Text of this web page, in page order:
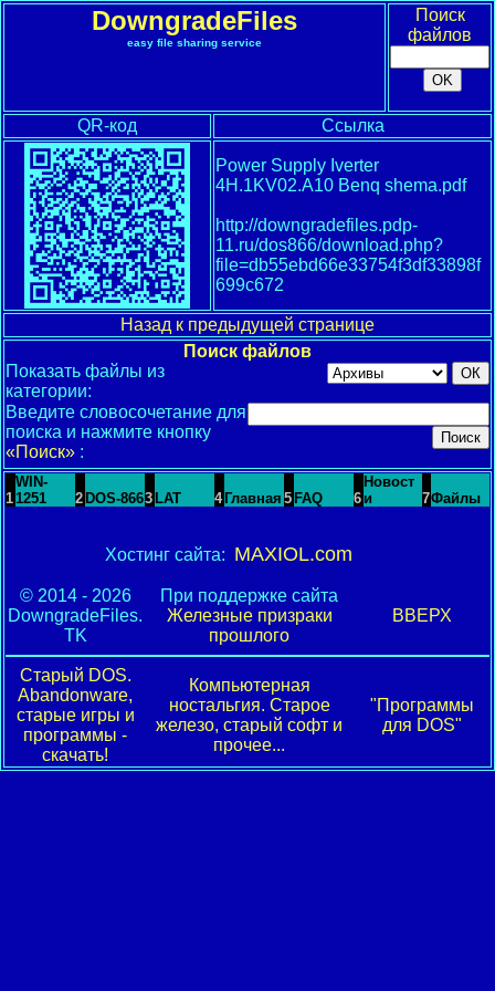
DowngradeFiles
easy file sharing service
Поиск
файлов
QR-код Ссылка
Power Supply Iverter
4H.1KV02.A10 Benq shema.pdf
http://downgradefiles.pdp-
11.ru/dos866/download.php?
file=db55ebd66e33754f3df33898f
699c672
Назад к предыдущей странице
Поиск файлов
Показать файлы из
категории:
Введите словосочетание для
поиска и нажмите кнопку
«Поиск» :
1
WIN-
1251
2 DOS-8663 LAT 4 Главная 5 FAQ 6
Новост
и
7Файлы
Хостинг сайта: MAXIOL.com
© 2014 - 2026
DowngradeFiles.
TK
При поддержке сайта
Железные призраки
прошлого
ВВЕРХ
Старый DOS.
Abandonware,
старые игры и
программы -
скачать!
Компьютерная
ностальгия. Старое
железо, старый софт и
прочее...
"Программы
для DOS"